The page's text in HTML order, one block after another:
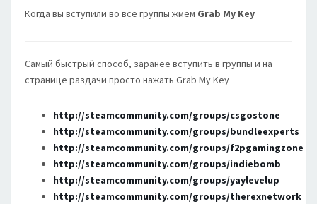
Когда вы вступили во все группы жмём Grab My Key
Самый быстрый способ, заранее вступить в группы и на
странице раздачи просто нажать Grab My Key
http://steamcommunity.com/groups/csgostone
http://steamcommunity.com/groups/bundleexperts
http://steamcommunity.com/groups/f2pgamingzone
http://steamcommunity.com/groups/indiebomb
http://steamcommunity.com/groups/yaylevelup
http://steamcommunity.com/groups/therexnetwork